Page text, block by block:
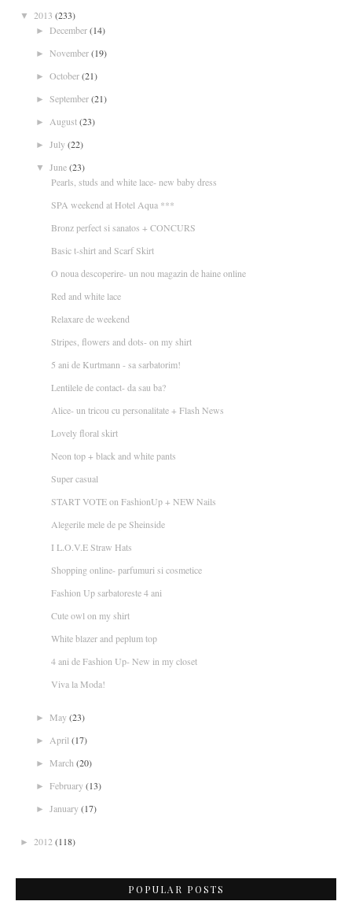
▼ 2013 (233)
► December(14)
► November(19)
► October(21)
► September(21)
► August(23)
► July(22)
▼ June(23)
Pearls, studs and white lace- new baby dress
SPA weekend at Hotel Aqua ***
Bronz perfect si sanatos + CONCURS
Basic t-shirt and Scarf Skirt
O noua descoperire- un nou magazin de haine online
Red and white lace
Relaxare de weekend
Stripes, flowers and dots- on my shirt
5 ani de Kurtmann - sa sarbatorim!
Lentilele de contact- da sau ba?
Alice- un tricou cu personalitate + Flash News
Lovely floral skirt
Neon top + black and white pants
Super casual
START VOTE on FashionUp + NEW Nails
Alegerile mele de pe Sheinside
I L.O.V.E Straw Hats
Shopping online- parfumuri si cosmetice
Fashion Up sarbatoreste 4 ani
Cute owl on my shirt
White blazer and peplum top
4 ani de Fashion Up- New in my closet
Viva la Moda!
► May(23)
► April(17)
► March(20)
► February(13)
► January(17)
► 2012 (118)
POPULAR POSTS